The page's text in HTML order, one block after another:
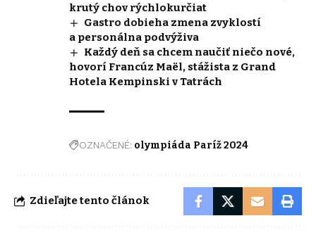
krutý chov rýchlokurčiat
Gastro dobieha zmena zvyklostí
a personálna podvýživa
Každý deň sa chcem naučiť niečo nové,
hovorí Francúz Maël, stážista z Grand
Hotela Kempinski v Tatrách
OZNAČENÉ: olympiáda Paríž 2024
Zdieľajte tento článok